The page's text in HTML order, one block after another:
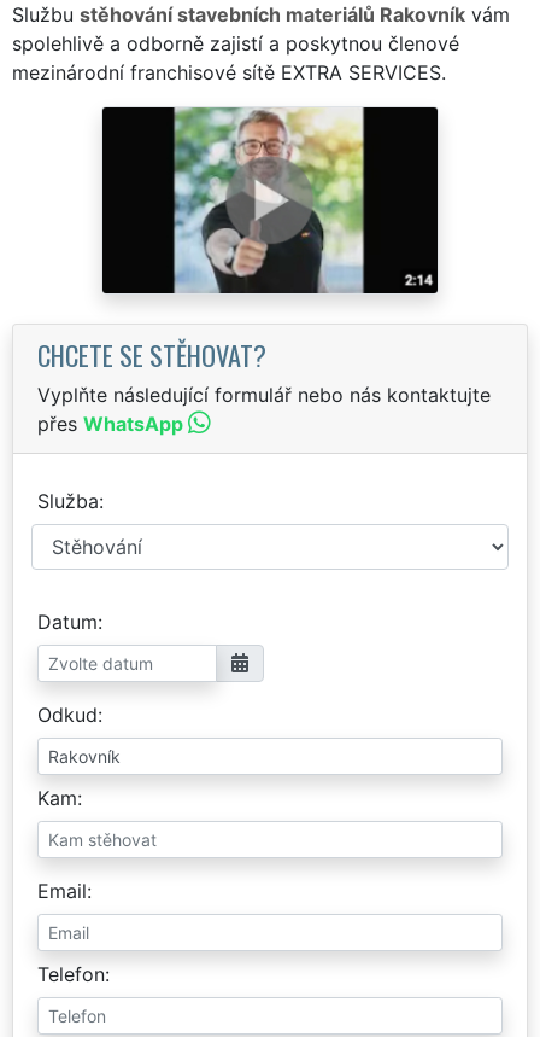
Službu stěhování stavebních materiálů Rakovník vám
spolehlivě a odborně zajistí a poskytnou členové
mezinárodní franchisové sítě EXTRA SERVICES.
CHCETE SE STĚHOVAT?
Vyplňte následující formulář nebo nás kontaktujte
přes WhatsApp
Služba
Datum
Odkud
Kam
Email
Telefon